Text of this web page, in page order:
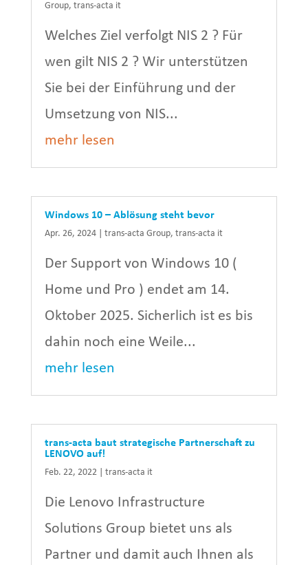
Group, trans-acta it
Welches Ziel verfolgt NIS 2 ? Für
wen gilt NIS 2 ? Wir unterstützen
Sie bei der Einführung und der
Umsetzung von NIS...
mehr lesen
Windows 10 – Ablösung steht bevor
Apr. 26, 2024| trans-acta Group, trans-acta it
Der Support von Windows 10 (
Home und Pro ) endet am 14.
Oktober 2025. Sicherlich ist es bis
dahin noch eine Weile...
mehr lesen
trans-acta baut strategische Partnerschaft zu
LENOVO auf!
Feb. 22, 2022| trans-acta it
Die Lenovo Infrastructure
Solutions Group bietet uns als
Partner und damit auch Ihnen als